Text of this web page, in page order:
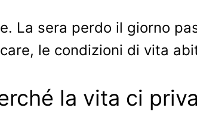
La sera perdo il giorno
le condizioni di vita
la vita ci